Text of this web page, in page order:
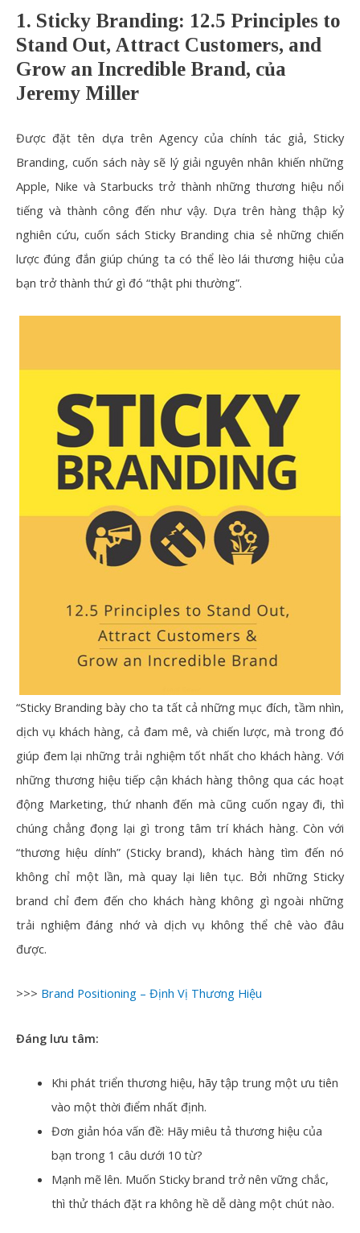
1. Sticky Branding: 12.5 Principles to
Stand Out, Attract Customers, and
Grow an Incredible Brand, của
Jeremy Miller
Được đặt tên dựa trên Agency của chính tác giả, Sticky
Branding, cuốn sách này sẽ lý giải nguyên nhân khiến những
Apple, Nike và Starbucks trở thành những thương hiệu nổi
tiếng và thành công đến như vậy. Dựa trên hàng thập kỷ
nghiên cứu,cuốn sách Sticky Branding chia sẻ những chiến
lược đúng đắn giúp chúng ta có thể lèo lái thương hiệu của
bạn trở thành thứ gì đó “thật phi thường”.
“Sticky Branding bày cho ta tất cả những mục đích, tầm nhìn,
dịch vụ khách hàng, cả đam mê, và chiến lược, mà trong đó
giúp đem lại những trải nghiệm tốt nhất cho khách hàng. Với
những thương hiệu tiếp cận khách hàng thông qua các hoạt
động Marketing, thứ nhanh đến mà cũng cuốn ngay đi, thì
chúng chẳng đọng lại gì trong tâm trí khách hàng. Còn với
“thương hiệu dính” (Sticky brand), khách hàng tìm đến nó
không chỉ một lần, mà quay lại liên tục. Bởi những Sticky
brand chỉ đem đến cho khách hàng không gì ngoài những
trải nghiệm đáng nhớ và dịch vụ không thể chê vào đâu
được.
>>> Brand Positioning – Định Vị Thương Hiệu
Đáng lưu tâm:
Khi phát triển thương hiệu, hãy tập trung một ưu tiên
vào một thời điểm nhất định.
Đơn giản hóa vấn đề: Hãy miêu tả thương hiệu của
bạn trong 1 câu dưới 10 từ?
Mạnh mẽ lên. Muốn Sticky brand trở nên vững chắc,
thì thử thách đặt ra không hề dễ dàng một chút nào.